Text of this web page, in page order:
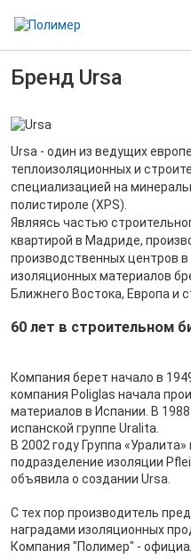
Бренд Ursa
Ursa - один из ведущих
теплоизоляционных и
специализацией на
полистироле (XPS).
Являясь частью
квартирой в Мадриде,
производственных центров
изоляционных материалов
Ближнего Востока, Европа и
60 лет в строительном
Компания берет начало в
компания Poliglas начала
материалов в Испании. В
испанской группе Uralita.
В 2002 году Группа
подразделение изоляции
объявила о создании Ursa.
С тех пор производитель
наградами изоляционных
Компания "Полимер" -